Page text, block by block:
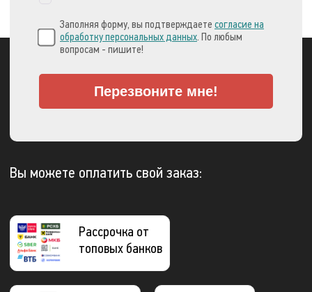
Заполняя форму, вы подтверждаете согласие на
обработку персональных данных. По любым
вопросам - пишите!
Перезвоните мне!
Вы можете оплатить свой заказ:
Рассрочка от
топовых банков